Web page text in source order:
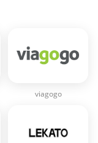
viagogo